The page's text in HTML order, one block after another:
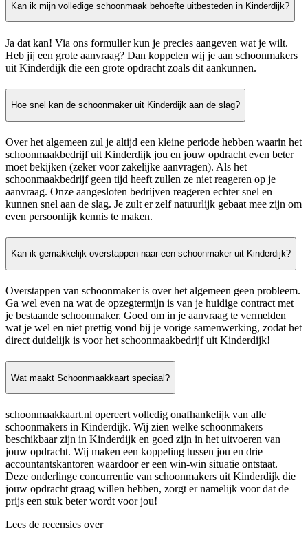
Kan ik mijn volledige schoonmaak behoefte uitbesteden in Kinderdijk?
Ja dat kan! Via ons formulier kun je precies aangeven wat je wilt.
Heb jij een grote aanvraag? Dan koppelen wij je aan schoonmakers
uit Kinderdijk die een grote opdracht zoals dit aankunnen.
Hoe snel kan de schoonmaker uit Kinderdijk aan de slag?
Over het algemeen zul je altijd een kleine periode hebben waarin het
schoonmaakbedrijf uit Kinderdijk jou en jouw opdracht even beter
moet bekijken (zeker voor zakelijke aanvragen). Als het
schoonmaakbedrijf geen tijd heeft zullen ze niet reageren op je
aanvraag. Onze aangesloten bedrijven reageren echter snel en
kunnen snel aan de slag. Je zult er zelf natuurlijk gebaat mee zijn om
even persoonlijk kennis te maken.
Kan ik gemakkelijk overstappen naar een schoonmaker uit Kinderdijk?
Overstappen van schoonmaker is over het algemeen geen probleem.
Ga wel even na wat de opzegtermijn is van je huidige contract met
je bestaande schoonmaker. Goed om in je aanvraag te vermelden
wat je wel en niet prettig vond bij je vorige samenwerking, zodat het
direct duidelijk is voor het schoonmaakbedrijf uit Kinderdijk!
Wat maakt Schoonmaakkaart speciaal?
schoonmaakkaart.nl opereert volledig onafhankelijk van alle
schoonmakers in Kinderdijk. Wij zien welke schoonmakers
beschikbaar zijn in Kinderdijk en goed zijn in het uitvoeren van
jouw opdracht. Wij maken een koppeling tussen jou en drie
accountantskantoren waardoor er een win-win situatie ontstaat.
Deze onderlinge concurrentie van schoonmakers uit Kinderdijk die
jouw opdracht graag willen hebben, zorgt er namelijk voor dat de
prijs een stuk beter wordt voor jou!
Lees de recensies over